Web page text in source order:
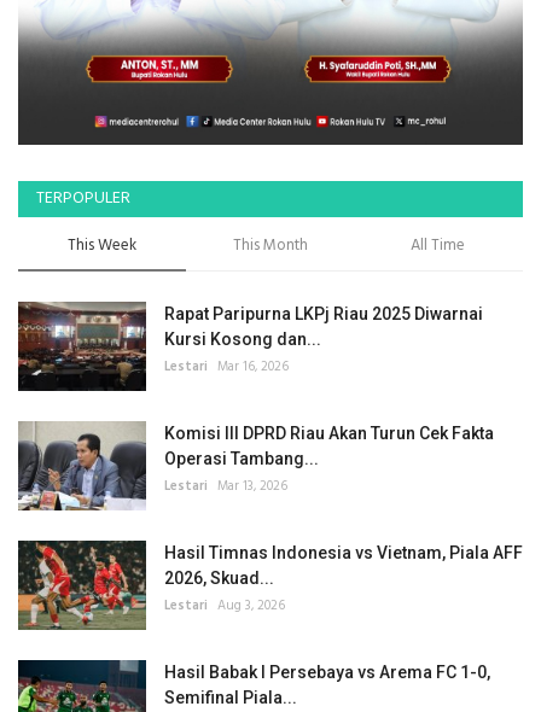
TERPOPULER
This Week This Month All Time
Rapat Paripurna LKPj Riau 2025 Diwarnai
Kursi Kosong dan...
Lestari Mar 16, 2026
Komisi III DPRD Riau Akan Turun Cek Fakta
Operasi Tambang...
Lestari Mar 13, 2026
Hasil Timnas Indonesia vs Vietnam, Piala AFF
2026, Skuad...
Lestari Aug 3, 2026
Hasil Babak I Persebaya vs Arema FC 1-0,
Semifinal Piala...